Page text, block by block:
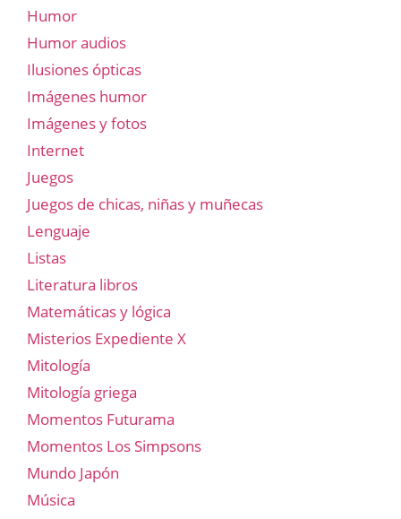
Humor
Humor audios
Ilusiones ópticas
Imágenes humor
Imágenes y fotos
Internet
Juegos
Juegos de chicas, niñas y muñecas
Lenguaje
Listas
Literatura libros
Matemáticas y lógica
Misterios Expediente X
Mitología
Mitología griega
Momentos Futurama
Momentos Los Simpsons
Mundo Japón
Música